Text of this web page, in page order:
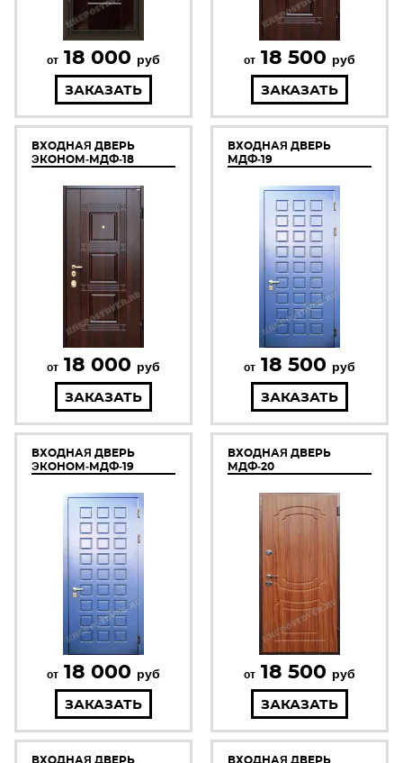
от 18 000 руб
ЗАКАЗАТЬ
от 18 500 руб
ЗАКАЗАТЬ
ВХОДНАЯ ДВЕРЬ
ЭКОНОМ-МДФ-18
от 18 000 руб
ЗАКАЗАТЬ
ВХОДНАЯ ДВЕРЬ
МДФ-19
от 18 500 руб
ЗАКАЗАТЬ
ВХОДНАЯ ДВЕРЬ
ЭКОНОМ-МДФ-19
от 18 000 руб
ЗАКАЗАТЬ
ВХОДНАЯ ДВЕРЬ
МДФ-20
от 18 500 руб
ЗАКАЗАТЬ
ВХОДНАЯ ДВЕРЬ
ВХОДНАЯ ДВЕРЬ